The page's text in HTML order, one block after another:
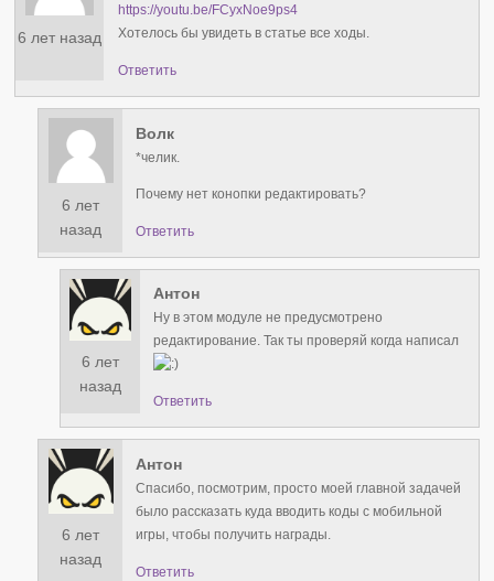
6 лет назад
https://youtu.be/FCyxNoe9ps4
Хотелось бы увидеть в статье все ходы.
Ответить
6 лет
назад
Волк
*челик.
Почему нет конопки редактировать?
Ответить
6 лет
назад
Антон
Ну в этом модуле не предусмотрено
редактирование. Так ты проверяй когда написал
Ответить
6 лет
назад
Антон
Спасибо, посмотрим, просто моей главной задачей
было рассказать куда вводить коды с мобильной
игры, чтобы получить награды.
Ответить